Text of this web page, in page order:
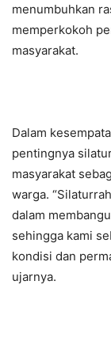
menumbuhkan
memperkokoh
masyarakat.
Dalam
pentingnya
masyarakat
warga.
dalam
sehingga kami
kondisi dan
ujarnya.